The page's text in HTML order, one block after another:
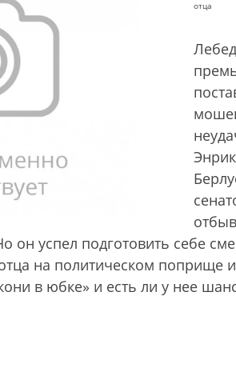
отца
успел подготовить себе
на политическом
в юбке» и есть ли у нее